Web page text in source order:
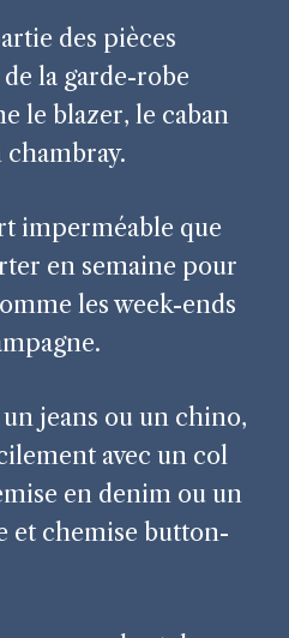
des pièces
la garde-robe
le blazer, le caban
chambray.
imperméable que
en semaine pour
les week-ends
un jeans ou un chino,
avec un col
en denim ou un
et chemise button-